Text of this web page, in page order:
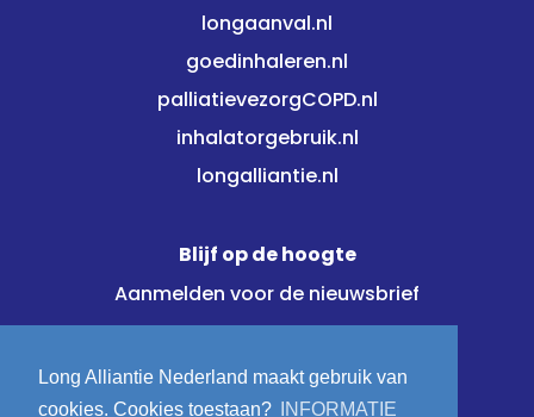
Long Alliantie Nederland maakt gebruik van
cookies. Cookies toestaan?
INFORMATIE
longaanval.nl
goedinhaleren.nl
palliatievezorgCOPD.nl
inhalatorgebruik.nl
longalliantie.nl
Blijf op de hoogte
Aanmelden voor de nieuwsbrief